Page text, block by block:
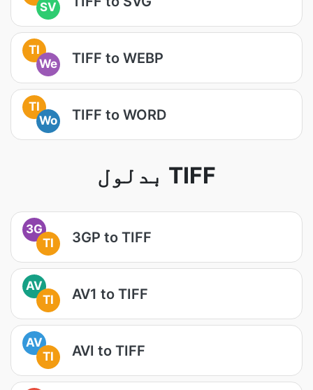
SV
TI
We
TIFF to WEBP
TI
Wo
TIFF to WORD
بدلول TIFF
3G
TI
3GP to TIFF
AV
TI
AV1 to TIFF
AV
TI
AVI to TIFF